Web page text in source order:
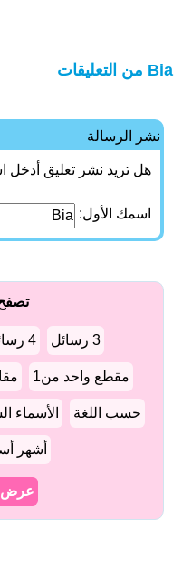
Bia من التعليقات
نشر الرسالة
هل تريد نشر تعليق أدخل
اسمك الأول:
3 رسائل 4 رسائل
مقطع واحد من1
حسب اللغة الأسماء
أشهر
عرض